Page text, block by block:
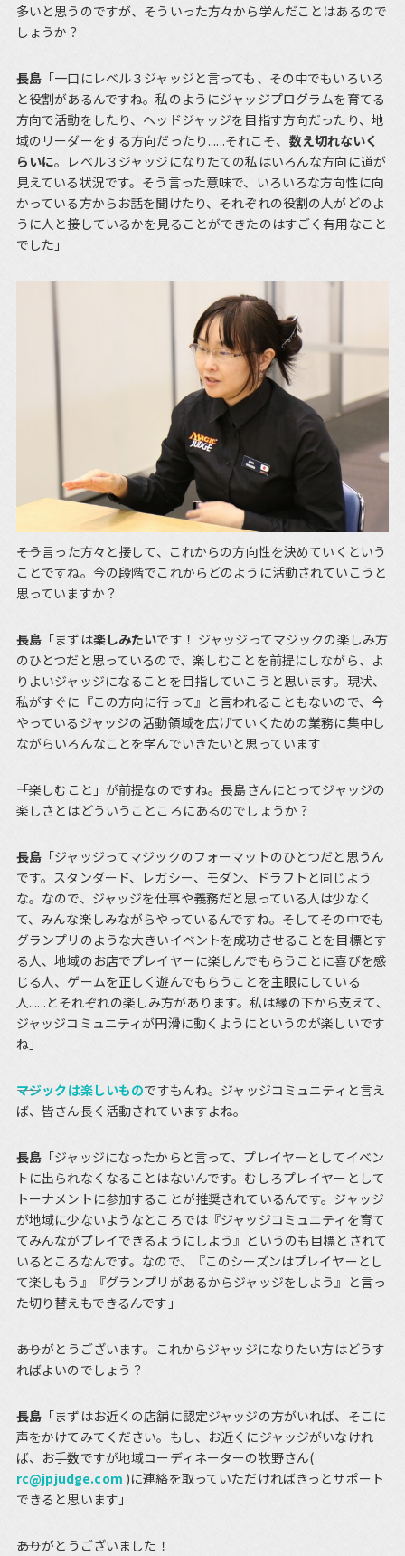
多いと思うのですが、そういった方々から学んだことはあるので
しょうか？
長島 「一口にレベル３ジャッジと言っても、その中でもいろいろ
と役割があるんですね。私のようにジャッジプログラムを育てる
方向で活動をしたり、ヘッドジャッジを目指す方向だったり、地
域のリーダーをする方向だったり......それこそ、 数え切れないく
らいに。レベル３ジャッジになりたての私はいろんな方向に道が
見えている状況です。そう言った意味で、いろいろな方向性に向
かっている方からお話を聞けたり、それぞれの役割の人がどのよ
うに人と接しているかを見ることができたのはすごく有用なこと
でした」
――そう言った方々と接して、これからの方向性を決めていくという
ことですね。今の段階でこれからどのように活動されていこうと
思っていますか？
長島 「まずは楽しみたいです！ ジャッジってマジックの楽しみ方
のひとつだと思っているので、楽しむことを前提にしながら、よ
りよいジャッジになることを目指していこうと思います。現状、
私がすぐに『この方向に行って』と言われることもないので、今
やっているジャッジの活動領域を広げていくための業務に集中し
ながらいろんなことを学んでいきたいと思っています」
――「楽しむこと」が前提なのですね。長島さんにとってジャッジの
楽しさとはどういうこところにあるのでしょうか？
長島 「ジャッジってマジックのフォーマットのひとつだと思うん
です。スタンダード、レガシー、モダン、ドラフトと同じよう
な。なので、ジャッジを仕事や義務だと思っている人は少なく
て、みんな楽しみながらやっているんですね。そしてその中でも
グランプリのような大きいイベントを成功させることを目標とす
る人、地域のお店でプレイヤーに楽しんでもらうことに喜びを感
じる人、ゲームを正しく遊んでもらうことを主眼にしている
人......とそれぞれの楽しみ方があります。私は縁の下から支えて、
ジャッジコミュニティが円滑に動くようにというのが楽しいです
ね」
マジックは楽しいものですもんね。ジャッジコミュニティと言え
ば、皆さん長く活動されていますよね。
長島 「ジャッジになったからと言って、プレイヤーとしてイベン
トに出られなくなることはないんです。むしろプレイヤーとして
トーナメントに参加することが推奨されているんです。ジャッジ
が地域に少ないようなところでは『ジャッジコミュニティを育て
てみんながプレイできるようにしよう』というのも目標とされて
いるところなんです。なので、『このシーズンはプレイヤーとし
て楽しもう』『グランプリがあるからジャッジをしよう』と言っ
た切り替えもできるんです」
――ありがとうございます。これからジャッジになりたい方はどうす
ればよいのでしょう？
長島 「まずはお近くの店舗に認定ジャッジの方がいれば、そこに
声をかけてみてください。もし、お近くにジャッジがいなけれ
ば、お手数ですが地域コーディネーターの牧野さん(
rc@jpjudge.com )に連絡を取っていただければきっとサポート
できると思います」
――ありがとうございました！